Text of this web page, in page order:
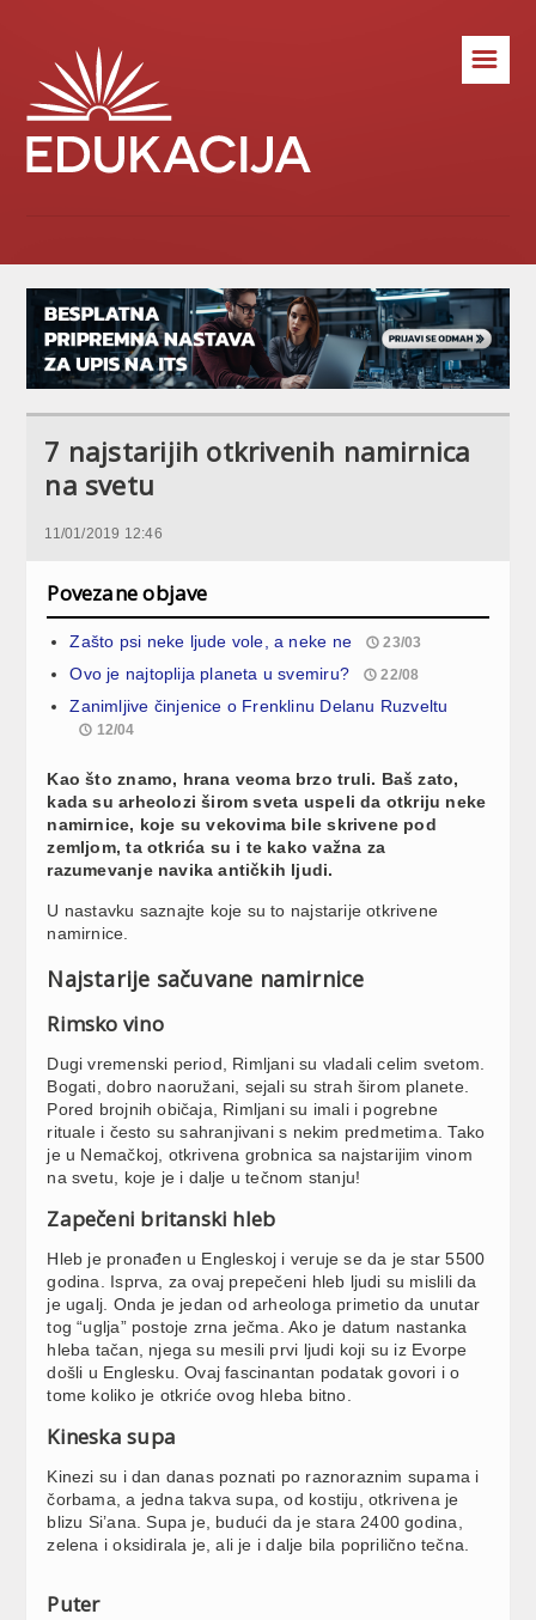
☰
7 najstarijih otkrivenih namirnica
na svetu
11/01/2019 12:46
Povezane objave
Zašto psi neke ljude vole, a neke ne 23/03
Ovo je najtoplija planeta u svemiru? 22/08
Zanimljive činjenice o Frenklinu Delanu Ruzveltu
12/04
Kao što znamo, hrana veoma brzo truli. Baš zato,
kada su arheolozi širom sveta uspeli da otkriju neke
namirnice, koje su vekovima bile skrivene pod
zemljom, ta otkrića su i te kako važna za
razumevanje navika antičkih ljudi.
U nastavku saznajte koje su to najstarije otkrivene
namirnice.
Najstarije sačuvane namirnice
Rimsko vino
Dugi vremenski period, Rimljani su vladali celim svetom.
Bogati, dobro naoružani, sejali su strah širom planete.
Pored brojnih običaja, Rimljani su imali i pogrebne
rituale i često su sahranjivani s nekim predmetima. Tako
je u Nemačkoj, otkrivena grobnica sa najstarijim vinom
na svetu, koje je i dalje u tečnom stanju!
Zapečeni britanski hleb
Hleb je pronađen u Engleskoj i veruje se da je star 5500
godina. Isprva, za ovaj prepečeni hleb ljudi su mislili da
je ugalj. Onda je jedan od arheologa primetio da unutar
tog “uglja” postoje zrna ječma. Ako je datum nastanka
hleba tačan, njega su mesili prvi ljudi koji su iz Evorpe
došli u Englesku. Ovaj fascinantan podatak govori i o
tome koliko je otkriće ovog hleba bitno.
Kineska supa
Kinezi su i dan danas poznati po raznoraznim supama i
čorbama, a jedna takva supa, od kostiju, otkrivena je
blizu Si’ana. Supa je, budući da je stara 2400 godina,
zelena i oksidirala je, ali je i dalje bila poprilično tečna.
Puter